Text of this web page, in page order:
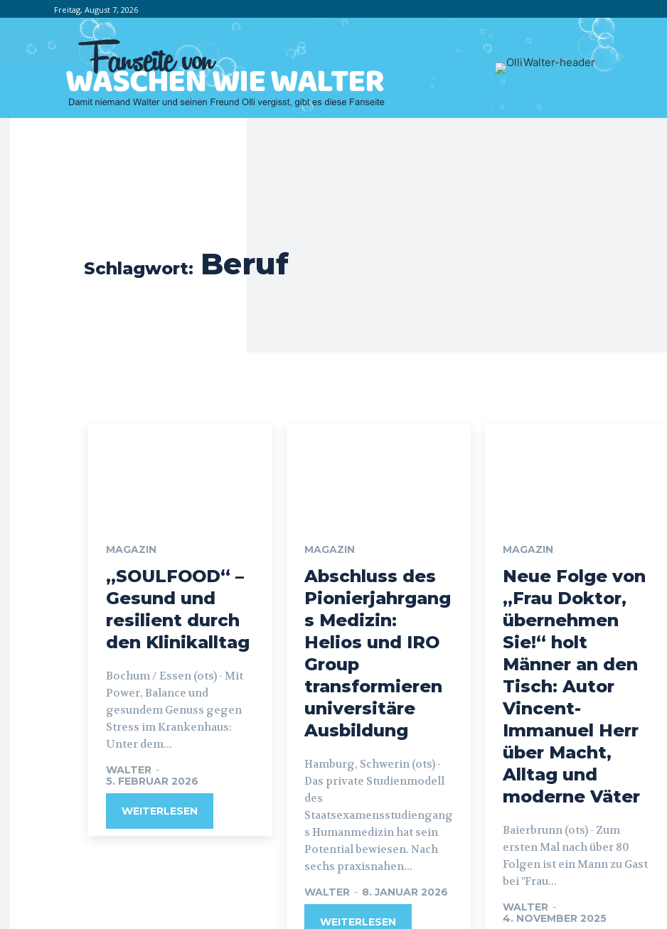
Freitag, August 7, 2026
Schlagwort: Beruf
MAGAZIN
„SOULFOOD“ –
Gesund und
resilient durch
den Klinikalltag
Bochum / Essen (ots) - Mit
Power, Balance und
gesundem Genuss gegen
Stress im Krankenhaus:
Unter dem...
WALTER -
5. FEBRUAR 2026
WEITERLESEN
MAGAZIN
Abschluss des
Pionierjahrgang
s Medizin:
Helios und IRO
Group
transformieren
universitäre
Ausbildung
Hamburg, Schwerin (ots) -
Das private Studienmodell
des
Staatsexamensstudiengang
s Humanmedizin hat sein
Potential bewiesen. Nach
sechs praxisnahen...
WALTER - 8. JANUAR 2026
WEITERLESEN
MAGAZIN
Neue Folge von
„Frau Doktor,
übernehmen
Sie!“ holt
Männer an den
Tisch: Autor
Vincent-
Immanuel Herr
über Macht,
Alltag und
moderne Väter
Baierbrunn (ots) - Zum
ersten Mal nach über 80
Folgen ist ein Mann zu Gast
bei "Frau...
WALTER -
4. NOVEMBER 2025